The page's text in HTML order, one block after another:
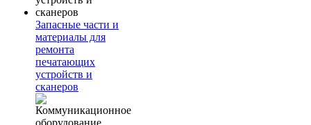
Запасные части и
материалы для
ремонта
печатающих
устройств и
сканеров